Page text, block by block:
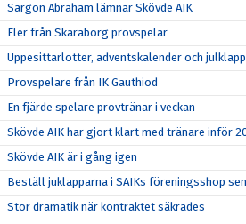
Sargon Abraham lämnar Skövde AIK
Fler från Skaraborg provspelar
Uppesittarlotter, adventskalender och
Provspelare från IK Gauthiod
En fjärde spelare provtränar i veckan
Skövde AIK har gjort klart med tränare inför
Skövde AIK är i gång igen
Beställ juklapparna i SAIKs föreningsshop
Stor dramatik när kontraktet säkrades